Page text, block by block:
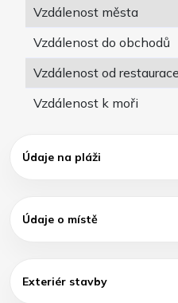
Vzdálenost města
Vzdálenost do obchodů
Vzdálenost od restaurace
Vzdálenost k moři
Údaje na pláži
Údaje o místě
Exteriér stavby